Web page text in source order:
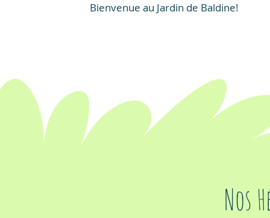
Bienvenue au Jardin de Baldine!
Nos